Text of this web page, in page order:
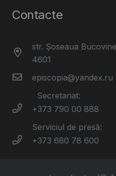
Contacte
str. Șoseaua
4601
episcopia@yandex.ru
Secretariat:
+373 790 00 888
Serviciul de presă:
+373 680 78 600